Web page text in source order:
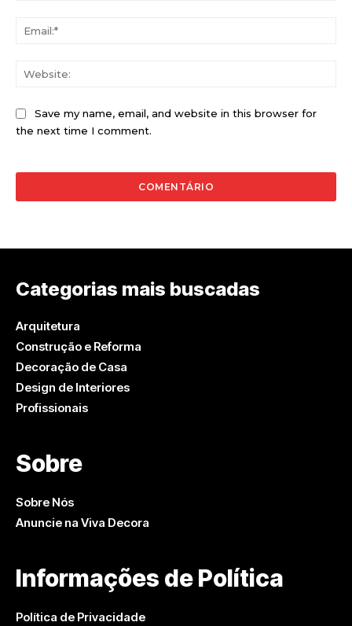
Save my name, email, and website in this browser for
the next time I comment.
Categorias mais buscadas
Arquitetura
Construção e Reforma
Decoração de Casa
Design de Interiores
Profissionais
Sobre
Sobre Nós
Anuncie na Viva Decora
Informações de Política
Política de Privacidade